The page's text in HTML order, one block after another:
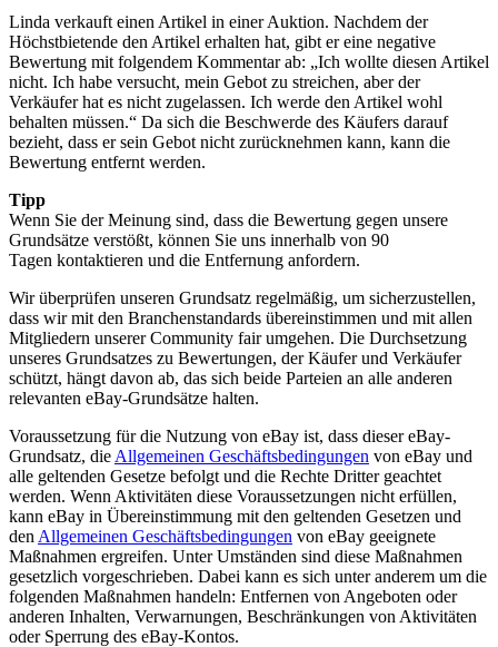
Linda verkauft einen Artikel in einer Auktion. Nachdem der
Höchstbietende den Artikel erhalten hat, gibt er eine negative
Bewertung mit folgendem Kommentar ab: „Ich wollte diesen Artikel
nicht. Ich habe versucht, mein Gebot zu streichen, aber der
Verkäufer hat es nicht zugelassen. Ich werde den Artikel wohl
behalten müssen.“ Da sich die Beschwerde des Käufers darauf
bezieht, dass er sein Gebot nicht zurücknehmen kann, kann die
Bewertung entfernt werden.
Tipp
Wenn Sie der Meinung sind, dass die Bewertung gegen unsere
Grundsätze verstößt, können Sie uns innerhalb von 90
Tagen kontaktieren und die Entfernung anfordern.
Wir überprüfen unseren Grundsatz regelmäßig, um sicherzustellen,
dass wir mit den Branchenstandards übereinstimmen und mit allen
Mitgliedern unserer Community fair umgehen. Die Durchsetzung
unseres Grundsatzes zu Bewertungen, der Käufer und Verkäufer
schützt, hängt davon ab, das sich beide Parteien an alle anderen
relevanten eBay-Grundsätze halten.
Voraussetzung für die Nutzung von eBay ist, dass dieser eBay-
Grundsatz, die Allgemeinen Geschäftsbedingungen von eBay und
alle geltenden Gesetze befolgt und die Rechte Dritter geachtet
werden. Wenn Aktivitäten diese Voraussetzungen nicht erfüllen,
kann eBay in Übereinstimmung mit den geltenden Gesetzen und
den Allgemeinen Geschäftsbedingungen von eBay geeignete
Maßnahmen ergreifen. Unter Umständen sind diese Maßnahmen
gesetzlich vorgeschrieben. Dabei kann es sich unter anderem um die
folgenden Maßnahmen handeln: Entfernen von Angeboten oder
anderen Inhalten, Verwarnungen, Beschränkungen von Aktivitäten
oder Sperrung des eBay-Kontos.